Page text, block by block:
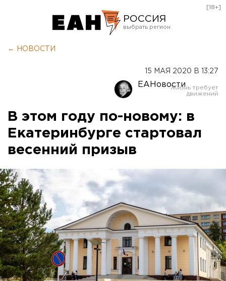
РОССИЯ
Оренбург
[18+]
← НОВОСТИ
15 МАЯ 2020 В 13:27
ЕАНовости
В этом году по-новому: в
Екатеринбурге стартовал
весенний призыв